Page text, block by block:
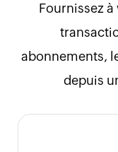
Fournissez
abonnements,
depuis